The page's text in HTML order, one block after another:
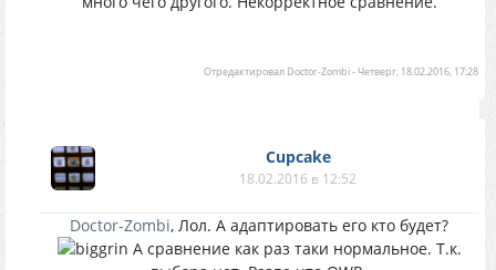
Отредактировал Doctor-Zombi-Четверг, 18.02.2016, 17:28
Cupcake
18.02.2016 в 12:52
Doctor-Zombi, Лол. А адаптировать его кто будет?
А сравнение как раз таки нормальное. Т.к.